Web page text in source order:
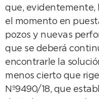
que, evidentemente,
el momento en
pozos y nuevas
que se deberá
encontrarle la
menos cierto que
Nº9490/18, que